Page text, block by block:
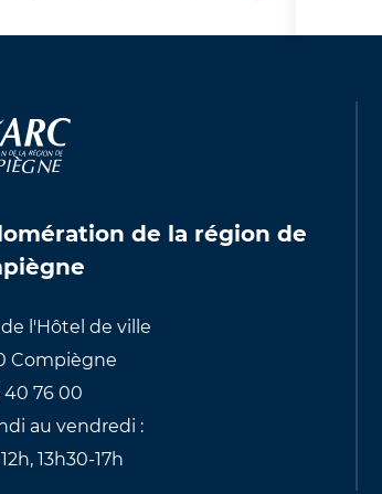
de la région de
l'Hôtel de ville
Compiègne
76 00
au vendredi :
13h30-17h